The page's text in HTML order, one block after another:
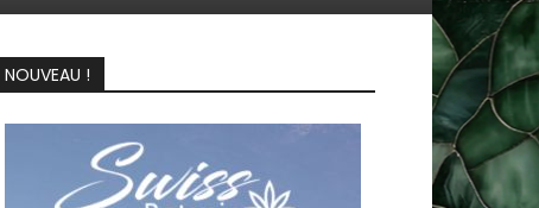
NOUVEAU !